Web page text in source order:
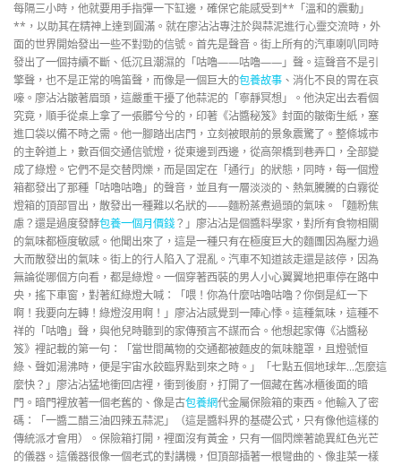
每隔三小時，他就要用手指彈一下缸邊，確保它能感受到**「溫和的震動」
**，以助其在精神上達到圓滿。就在廖沾沾專注於與蒜泥進行心靈交流時，外
面的世界開始發出一些不對勁的信號。首先是聲音。街上所有的汽車喇叭同時
發出了一個持續不斷、低沉且潮濕的「咕嚕——咕嚕——」聲。這聲音不是引
擎聲，也不是正常的鳴笛聲，而像是一個巨大的包養故事 、消化不良的胃在哀
嚎。廖沾沾皺著眉頭，這嚴重干擾了他蒜泥的「寧靜冥想」。他決定出去看個
究竟，順手從桌上拿了一張髒兮兮的，印著《沾醬秘笈》封面的皺衛生紙，塞
進口袋以備不時之需。他一腳踏出店門，立刻被眼前的景象震驚了。整條城市
的主幹道上，數百個交通信號燈，從東邊到西邊，從高架橋到巷弄口，全部變
成了綠燈。它們不是交替閃爍，而是固定在「通行」的狀態，同時，每一個燈
箱都發出了那種「咕嚕咕嚕」的聲音，並且有一層淡淡的、熱氣騰騰的白霧從
燈箱的頂部冒出，散發出一種難以名狀的——麵粉蒸煮過頭的氣味。「麵粉焦
慮？還是過度發酵包養一個月價錢？」廖沾沾是個醬料學家，對所有食物相關
的氣味都極度敏感。他聞出來了，這是一種只有在極度巨大的麵團因為壓力過
大而散發出的氣味。街上的行人陷入了混亂。汽車不知道該走還是該停，因為
無論從哪個方向看，都是綠燈。一個穿著西裝的男人小心翼翼地把車停在路中
央，搖下車窗，對著紅綠燈大喊：「喂！你為什麼咕嚕咕嚕？你倒是紅一下
啊！我要向左轉！綠燈沒用啊！」廖沾沾感覺到一陣心悸。這種氣味，這種不
祥的「咕嚕」聲，與他兒時聽到的家傳預言不謀而合。他想起家傳《沾醬秘
笈》裡記載的第一句：「當世間萬物的交通都被麵皮的氣味籠罩，且燈號恒
綠、聲如湯沸時，便是宇宙水餃臨界點到來之時。」「七點五個地球年…怎麼這
麼快？」廖沾沾猛地衝回店裡，衝到後廚，打開了一個藏在舊冰櫃後面的暗
門。暗門裡放著一個老舊的、像是古包養網代金屬保險箱的東西。他輸入了密
碼：「一醬二醋三油四辣五蒜泥」（這是醬料界的基礎公式，只有像他這樣的
傳統派才會用）。保險箱打開，裡面沒有黃金，只有一個閃爍著詭異紅色光芒
的儀器。這儀器很像一個老式的對講機，但頂部插著一根彎曲的、像韭菜一樣